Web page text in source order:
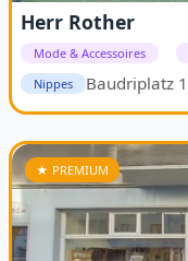
Herr Rother
Mode & Accessoires
Nippes
Baudriplatz 1
★ PREMIUM